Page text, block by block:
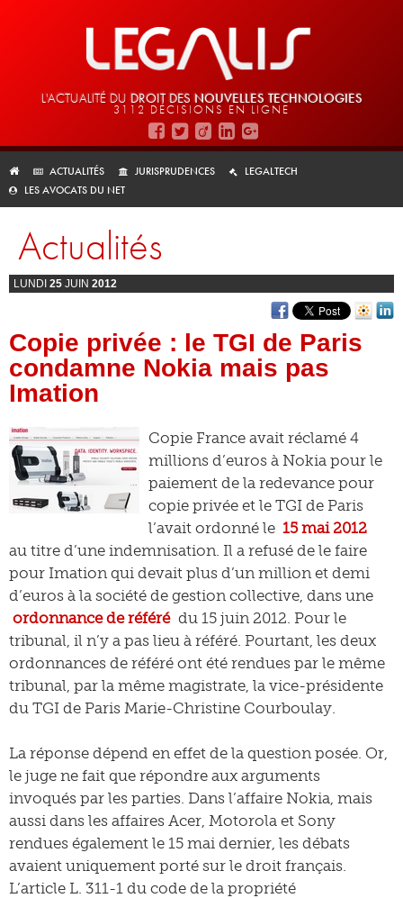
L'ACTUALITÉ DU DROIT DES NOUVELLES TECHNOLOGIES
3112 DÉCISIONS EN LIGNE
ACTUALITÉS JURISPRUDENCES
LEGALTECH
LES AVOCATS DU NET
Actualités
LUNDI 25 JUIN 2012
Copie privée : le TGI de Paris
condamne Nokia mais pas
Imation
Copie France avait réclamé 4
millions d’euros à Nokia pour le
paiement de la redevance pour
copie privée et le TGI de Paris
l’avait ordonné le 15 mai 2012
au titre d’une indemnisation. Il a refusé de le faire
pour Imation qui devait plus d’un million et demi
d’euros à la société de gestion collective, dans une
ordonnance de référé du 15 juin 2012. Pour le
tribunal, il n’y a pas lieu à référé. Pourtant, les deux
ordonnances de référé ont été rendues par le même
tribunal, par la même magistrate, la vice-présidente
du TGI de Paris Marie-Christine Courboulay.
La réponse dépend en effet de la question posée. Or,
le juge ne fait que répondre aux arguments
invoqués par les parties. Dans l’affaire Nokia, mais
aussi dans les affaires Acer, Motorola et Sony
rendues également le 15 mai dernier, les débats
avaient uniquement porté sur le droit français.
L’article L. 311-1 du code de la propriété